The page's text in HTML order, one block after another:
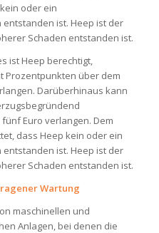
oder ein
ist. Heep ist der
Schaden entstanden ist.
ist Heep berechtigt,
Prozentpunkten über dem
Darüberhinaus kann
Euro verlangen. Dem
dass Heep kein oder ein
ist. Heep ist der
Schaden entstanden ist.
Wartung
maschinellen und
Anlagen, bei denen die